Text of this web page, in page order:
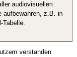
audiovisuellen
aufbewahren, z.B. in
Tabelle.
verstanden